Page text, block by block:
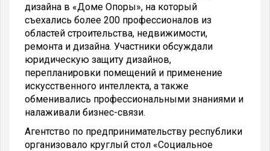
дизайна в «Доме Опоры», на который
съехались более 200 профессионалов из
областей строительства, недвижимости,
ремонта и дизайна. Участники обсуждали
юридическую защиту дизайнов,
перепланировки помещений и применение
искусственного интеллекта, а также
обменивались профессиональными знаниями и
налаживали бизнес-связи.
Агентство по предпринимательству республики
организовало круглый стол «Социальное